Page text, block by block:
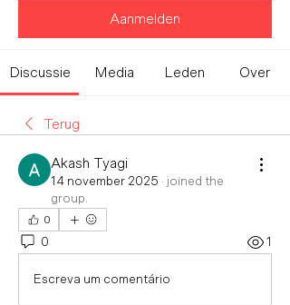
Aanmelden
Discussie Media Leden Over
Terug
Akash Tyagi
14 november 2025 · joined the
group.
0
0 1
Escreva um comentário